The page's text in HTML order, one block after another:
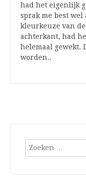
had het eigenlijk
sprak me best wel
kleurkeuze van
achterkant, had
helemaal gewekt.
worden..
Zoeken